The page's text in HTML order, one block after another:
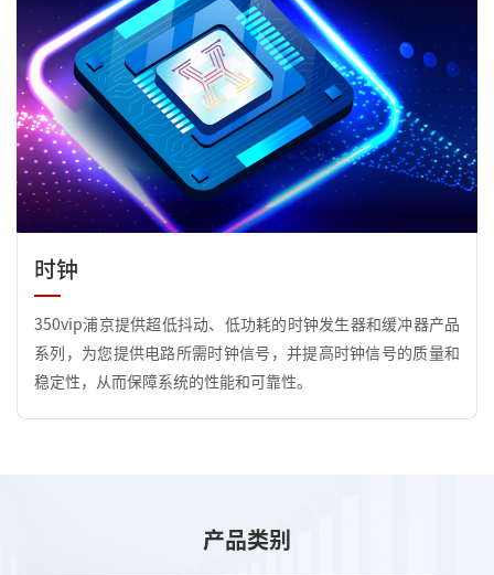
时钟
350vip浦京提供超低抖动、低功耗的时钟发生器和缓冲器产品
系列，为您提供电路所需时钟信号，并提高时钟信号的质量和
稳定性，从而保障系统的性能和可靠性。
产品类别